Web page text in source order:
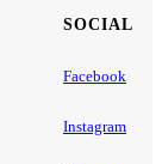
SOCIAL
Facebook
Instagram